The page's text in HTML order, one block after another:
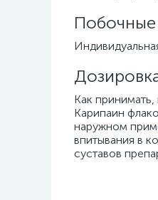
Побочные
Как
Карипаин
наружном
впитывания в
суставов